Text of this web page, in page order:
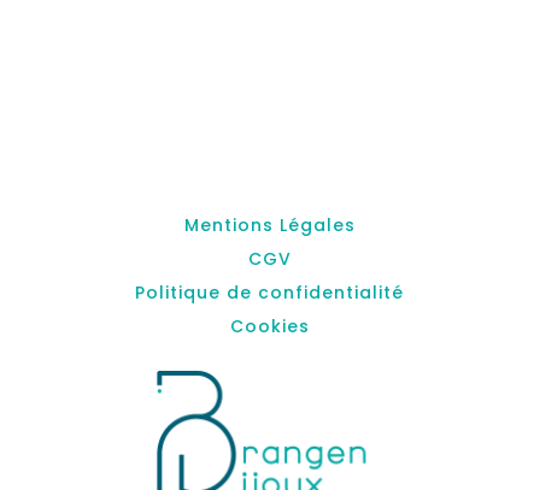
Mentions Légales
CGV
Politique de confidentialité
Cookies